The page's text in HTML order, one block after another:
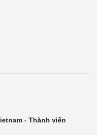
- Thành viên